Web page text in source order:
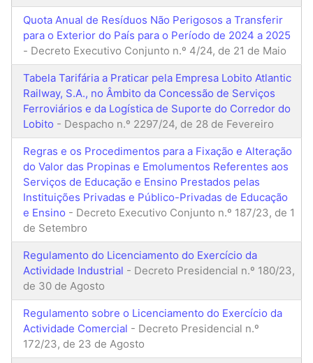
Quota Anual de Resíduos Não Perigosos a Transferir
para o Exterior do País para o Período de 2024 a 2025
- Decreto Executivo Conjunto n.º 4/24, de 21 de Maio
Tabela Tarifária a Praticar pela Empresa Lobito Atlantic
Railway, S.A., no Âmbito da Concessão de Serviços
Ferroviários e da Logística de Suporte do Corredor do
Lobito - Despacho n.º 2297/24, de 28 de Fevereiro
Regras e os Procedimentos para a Fixação e Alteração
do Valor das Propinas e Emolumentos Referentes aos
Serviços de Educação e Ensino Prestados pelas
Instituições Privadas e Público-Privadas de Educação
e Ensino - Decreto Executivo Conjunto n.º 187/23, de 1
de Setembro
Regulamento do Licenciamento do Exercício da
Actividade Industrial - Decreto Presidencial n.º 180/23,
de 30 de Agosto
Regulamento sobre o Licenciamento do Exercício da
Actividade Comercial - Decreto Presidencial n.º
172/23, de 23 de Agosto